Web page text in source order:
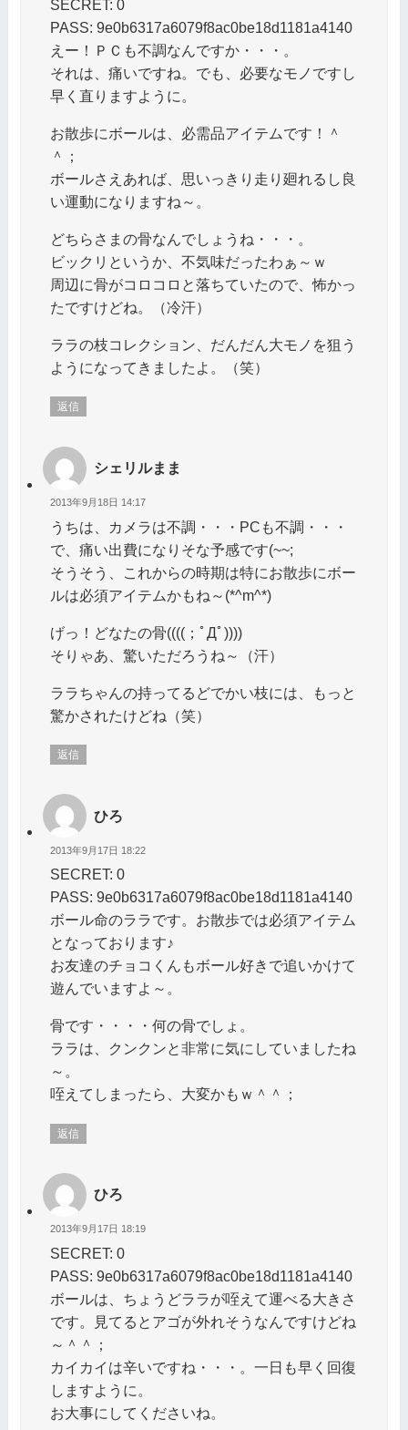
SECRET: 0
PASS: 9e0b6317a6079f8ac0be18d1181a4140
えー！ＰＣも不調なんですか・・・。
それは、痛いですね。でも、必要なモノですし
早く直りますように。
お散歩にボールは、必需品アイテムです！＾
＾；
ボールさえあれば、思いっきり走り廻れるし良
い運動になりますね～。
どちらさまの骨なんでしょうね・・・。
ビックリというか、不気味だったわぁ～ｗ
周辺に骨がコロコロと落ちていたので、怖かっ
たですけどね。（冷汗）
ララの枝コレクション、だんだん大モノを狙う
ようになってきましたよ。（笑）
返信
シェリルまま
2013年9月18日 14:17
うちは、カメラは不調・・・PCも不調・・・
で、痛い出費になりそな予感です(~~;
そうそう、これからの時期は特にお散歩にボー
ルは必須アイテムかもね～(*^m^*)
げっ！どなたの骨((((；ﾟДﾟ))))
そりゃあ、驚いただろうね～（汗）
ララちゃんの持ってるどでかい枝には、もっと
驚かされたけどね（笑）
返信
ひろ
2013年9月17日 18:22
SECRET: 0
PASS: 9e0b6317a6079f8ac0be18d1181a4140
ボール命のララです。お散歩では必須アイテム
となっております♪
お友達のチョコくんもボール好きで追いかけて
遊んでいますよ～。
骨です・・・・何の骨でしょ。
ララは、クンクンと非常に気にしていましたね
～。
咥えてしまったら、大変かもｗ＾＾；
返信
ひろ
2013年9月17日 18:19
SECRET: 0
PASS: 9e0b6317a6079f8ac0be18d1181a4140
ボールは、ちょうどララが咥えて運べる大きさ
です。見てるとアゴが外れそうなんですけどね
～＾＾；
カイカイは辛いですね・・・。一日も早く回復
しますように。
お大事にしてくださいね。